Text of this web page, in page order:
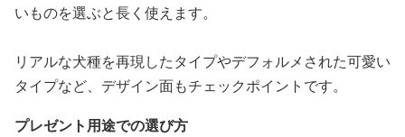
いものを選ぶと長く使えます。
リアルな犬種を再現したタイプやデフォルメされた可愛い
タイプなど、デザイン面もチェックポイントです。
プレゼント用途での選び方